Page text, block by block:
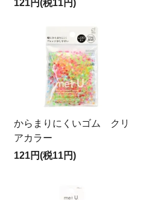
121円(税11円)
からまりにくいゴム クリ
アカラー
121円(税11円)